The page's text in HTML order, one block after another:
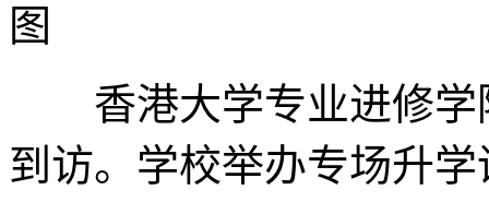
图
香港大学专业进修学
到访。学校举办专场升